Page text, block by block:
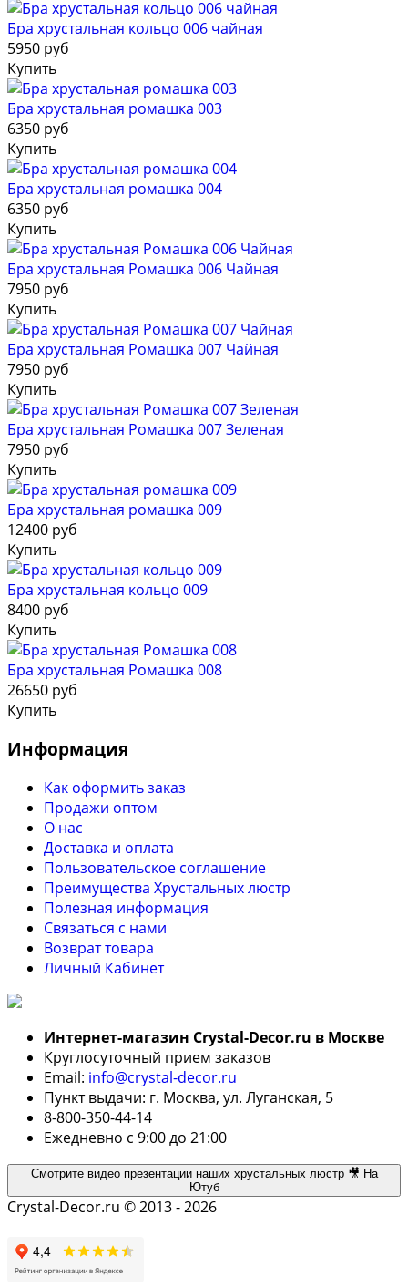
Бра хрустальная кольцо 006 чайная
5950 руб
Купить
Бра хрустальная ромашка 003
6350 руб
Купить
Бра хрустальная ромашка 004
6350 руб
Купить
Бра хрустальная Ромашка 006 Чайная
7950 руб
Купить
Бра хрустальная Ромашка 007 Чайная
7950 руб
Купить
Бра хрустальная Ромашка 007 Зеленая
7950 руб
Купить
Бра хрустальная ромашка 009
12400 руб
Купить
Бра хрустальная кольцо 009
8400 руб
Купить
Бра хрустальная Ромашка 008
26650 руб
Купить
Информация
Как оформить заказ
Продажи оптом
О нас
Доставка и оплата
Пользовательское соглашение
Преимущества Хрустальных люстр
Полезная информация
Связаться с нами
Возврат товара
Личный Кабинет
Интернет-магазин Crystal-Decor.ru в Москве
Круглосуточный прием заказов
Email: info@crystal-decor.ru
Пункт выдачи: г. Москва, ул. Луганская, 5
8-800-350-44-14
Ежедневно с 9:00 до 21:00
Смотрите видео презентации наших хрустальных люстр 🎥 На
Ютуб
Crystal-Decor.ru © 2013 - 2026